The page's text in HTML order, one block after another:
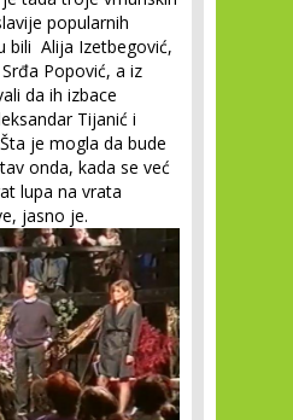
popularnih
bili Alija Izetbegović,
Popović, a iz
da ih izbace
Tijanić i
je mogla da bude
onda, kada se već
lupa na vrata
jasno je.